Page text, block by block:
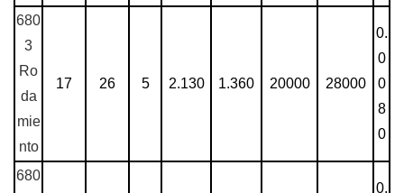
680
3
Ro
da
mie
nto
17 26 5 2.130 1.360 20000 28000
0.
0
0
8
0
680
0.